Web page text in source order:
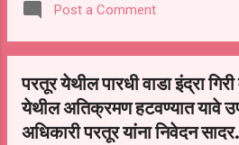
तसेच कोरोनाच्या
करावी असे आव्हान केले.
संदीप बोराडे , सचिन
विजय बोराडे , विकास
, शिवराज बोराडे , दत्ता
Post a Comment
परतूर येथील पारधी वाडा इंद्रा
येथील अतिक्रमण हटवण्यात यावे
अधिकारी परतूर यांना निवेदन